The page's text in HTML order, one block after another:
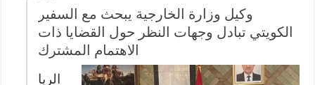
وكيل وزارة الخارجية يبحث مع السفير
الكويتي تبادل وجهات النظر حول القضايا ذات
الاهتمام المشترك
الريا